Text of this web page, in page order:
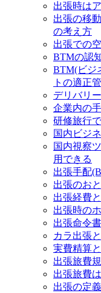
出張時は
出張の移
の考え方
出張での
BTMの認
BTM(ビジ
トの適正
デリバリ
企業内の
研修旅行
国内ビジ
国内視察
用できる
出張手配
出張のお
出張経費
出張時の
出張命令
カラ出張
実費精算
出張旅費
出張旅費
出張の定義